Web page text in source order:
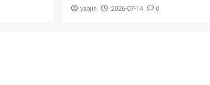
yaojin 2026-07-14 0